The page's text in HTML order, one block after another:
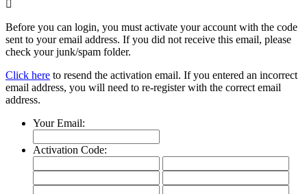
Before you can login, you must activate your account with the code
sent to your email address. If you did not receive this email, please
check your junk/spam folder.
Click here to resend the activation email. If you entered an incorrect
email address, you will need to re-register with the correct email
address.
Your Email:
Activation Code: